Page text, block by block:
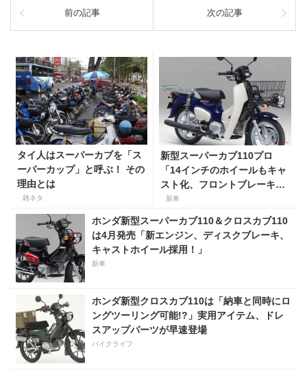
前の記事 次の記事
タイ人はスーパーカブを「ス
ーパーカップ」と呼ぶ！ その
理由とは
雑ネタ
新型スーパーカブ110プロ
「14インチのホイールもキャ
スト化、フロントブレーキは
ディスクに。もちろん新エン
ジン搭載！」
新車
ホンダ新型スーパーカブ110＆クロスカブ110
は4月発売「新エンジン、ディスクブレーキ、
キャストホイール採用！」
新車
ホンダ新型クロスカブ110は「納車と同時にロ
ングツーリング可能!?」実用アイテム、ドレ
スアップパーツが早速登場
バイクライフ